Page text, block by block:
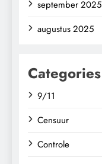
september 2025
augustus 2025
Categories
9/11
Censuur
Controle